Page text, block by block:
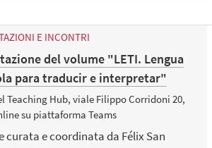
E INCONTRI
del volume "LETI. Lengua
para traducir e interpretar"
Teaching Hub, viale Filippo Corridoni 20,
su piattaforma Teams
curata e coordinata da Félix San